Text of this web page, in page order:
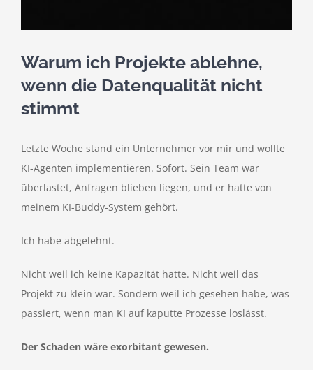
Warum ich Projekte ablehne,
wenn die Datenqualität nicht
stimmt
Letzte Woche stand ein Unternehmer vor mir und wollte
KI-Agenten implementieren. Sofort. Sein Team war
überlastet, Anfragen blieben liegen, und er hatte von
meinem KI-Buddy-System gehört.
Ich habe abgelehnt.
Nicht weil ich keine Kapazität hatte. Nicht weil das
Projekt zu klein war. Sondern weil ich gesehen habe, was
passiert, wenn man KI auf kaputte Prozesse loslässt.
Der Schaden wäre exorbitant gewesen.